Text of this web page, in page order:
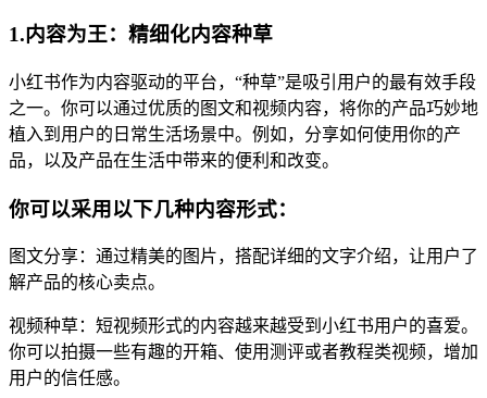
1.内容为王：精细化内容种草
小红书作为内容驱动的平台，“种草”是吸引用户的最有效手段
之一。你可以通过优质的图文和视频内容，将你的产品巧妙地
植入到用户的日常生活场景中。例如，分享如何使用你的产
品，以及产品在生活中带来的便利和改变。
你可以采用以下几种内容形式：
图文分享：通过精美的图片，搭配详细的文字介绍，让用户了
解产品的核心卖点。
视频种草：短视频形式的内容越来越受到小红书用户的喜爱。
你可以拍摄一些有趣的开箱、使用测评或者教程类视频，增加
用户的信任感。